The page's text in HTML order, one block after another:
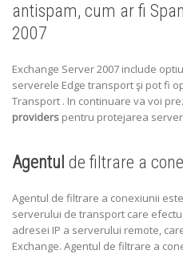
antispam, cum ar fi
2007
Exchange Server 2007 include
serverele Edge transport şi pot fi
Transport . In continuare va voi
providers pentru protejarea
Agentul de filtrare a
Agentul de filtrare a conexiunii
serverului de transport care
adresei IP a serverului remote,
Exchange. Agentul de filtrare a